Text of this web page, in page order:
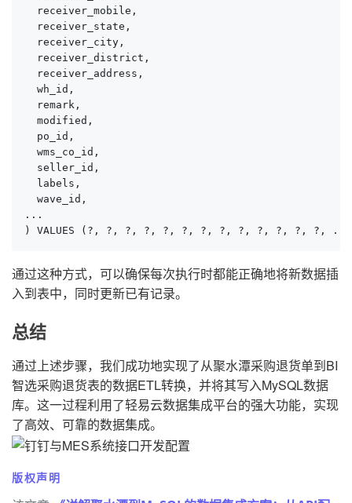
  receiver_mobile,
  receiver_state,
  receiver_city,
  receiver_district,
  receiver_address,
  wh_id,
  remark,
  modified,
  po_id,
  wms_co_id,
  seller_id,
  labels,
  wave_id,
...
) VALUES (?, ?, ?, ?, ?, ?, ?, ?, ?, ?, ?, ?, ?,
通过这种方式，可以确保每次执行时都能正确地将新数据插
入到表中，同时更新已有记录。
总结
通过上述步骤，我们成功地实现了从聚水潭采购退货单到BI
智选采购退货表的数据ETL转换，并将其写入MySQL数据
库。这一过程利用了轻易云数据集成平台的强大功能，实现
了高效、可靠的数据集成。
版权声明